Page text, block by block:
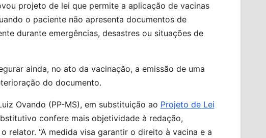
projeto de lei que permite a aplicação de vacinas
o paciente não apresenta documentos de
durante emergências, desastres ou situações de
ainda, no ato da vacinação, a emissão de uma
do documento.
Ovando (PP-MS), em substituição ao Projeto de Lei
confere mais objetividade à redação,
relator. “A medida visa garantir o direito à vacina e a